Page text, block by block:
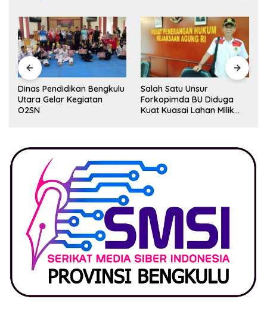
Dinas Pendidikan Bengkulu
Utara Gelar Kegiatan
O2SN
Salah Satu Unsur
Forkopimda BU Diduga
Kuat Kuasai Lahan Milik